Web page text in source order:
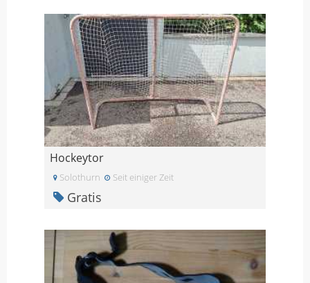
Hockeytor
Solothurn Seit einiger Zeit
Gratis